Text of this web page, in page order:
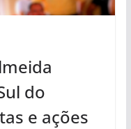
do
e ações